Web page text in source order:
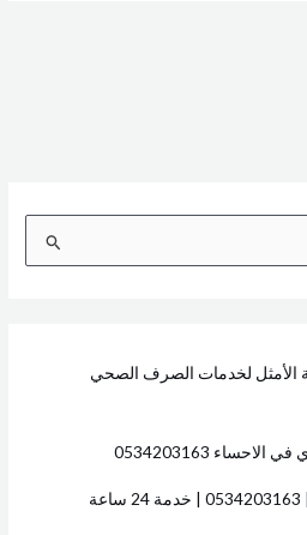
الأمثل لخدمات الصرف الصحي
0534203163